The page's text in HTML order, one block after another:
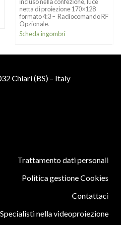
netta di proiezione 170×128
formato 4:3 – Radiocomando RF
Opzionale.
Scheda ingombri
Chiari (BS) – Italy
Trattamento dati personali
Politica gestione Cookies
Contattaci
Specialisti nella videoproiezione